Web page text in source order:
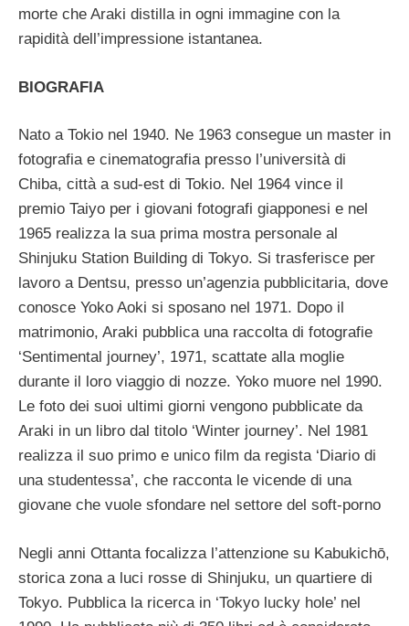
morte che Araki distilla in ogni immagine con la
rapidità dell’impressione istantanea.
BIOGRAFIA
Nato a Tokio nel 1940. Ne 1963 consegue un master in
fotografia e cinematografia presso l’università di
Chiba, città a sud-est di Tokio. Nel 1964 vince il
premio Taiyo per i giovani fotografi giapponesi e nel
1965 realizza la sua prima mostra personale al
Shinjuku Station Building di Tokyo. Si trasferisce per
lavoro a Dentsu, presso un’agenzia pubblicitaria, dove
conosce Yoko Aoki si sposano nel 1971. Dopo il
matrimonio, Araki pubblica una raccolta di fotografie
‘Sentimental journey’, 1971, scattate alla moglie
durante il loro viaggio di nozze. Yoko muore nel 1990.
Le foto dei suoi ultimi giorni vengono pubblicate da
Araki in un libro dal titolo ‘Winter journey’. Nel 1981
realizza il suo primo e unico film da regista ‘Diario di
una studentessa’, che racconta le vicende di una
giovane che vuole sfondare nel settore del soft-porno
Negli anni Ottanta focalizza l’attenzione su Kabukichō,
storica zona a luci rosse di Shinjuku, un quartiere di
Tokyo. Pubblica la ricerca in ‘Tokyo lucky hole’ nel